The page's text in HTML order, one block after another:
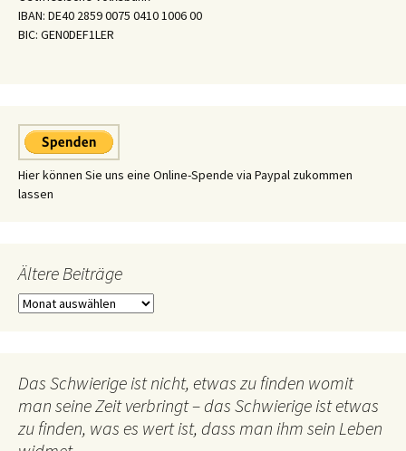
IBAN: DE40 2859 0075 0410 1006 00
BIC: GEN0DEF1LER
Hier können Sie uns eine Online-Spende via Paypal zukommen
lassen
Ältere Beiträge
Ältere
Das Schwierige ist nicht, etwas zu finden womit
man seine Zeit verbringt – das Schwierige ist etwas
zu finden, was es wert ist, dass man ihm sein Leben